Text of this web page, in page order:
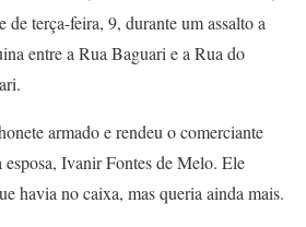
terça-feira, 9, durante um assalto a
entre a Rua Baguari e a Rua do
armado e rendeu o comerciante
esposa, Ivanir Fontes de Melo. Ele
havia no caixa, mas queria ainda mais.